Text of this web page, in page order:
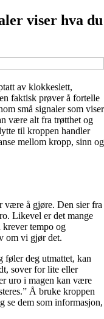
viser hva du
av klokkeslett,
faktisk prøver å fortelle
små signaler som viser
være alt fra trøtthet og
til kroppen handler
mellom kropp, sinn og
være å gjøre. Den sier fra
Likevel er det mange
krever tempo og
om vi gjør det.
føler deg utmattet, kan
sover for lite eller
uro i magen kan være
Å bruke kroppen
se dem som informasjon,